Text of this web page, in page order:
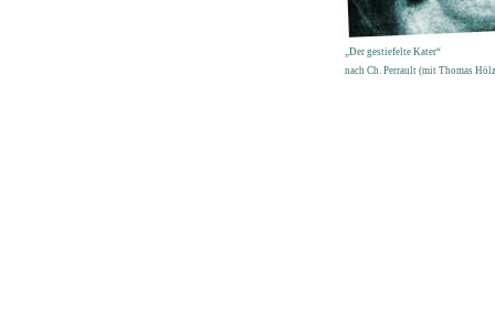
„Der gestiefelte Kater“
nach Ch. Perrault (mit Thomas